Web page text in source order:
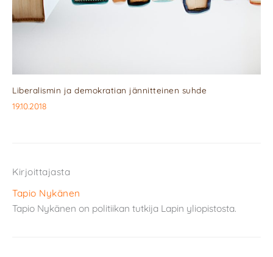
Liberalismin ja demokratian jännitteinen suhde
19.10.2018
Kirjoittajasta
Tapio Nykänen
Tapio Nykänen on politiikan tutkija Lapin yliopistosta.